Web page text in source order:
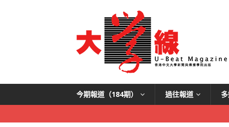
今期報道（184期） 過往報道